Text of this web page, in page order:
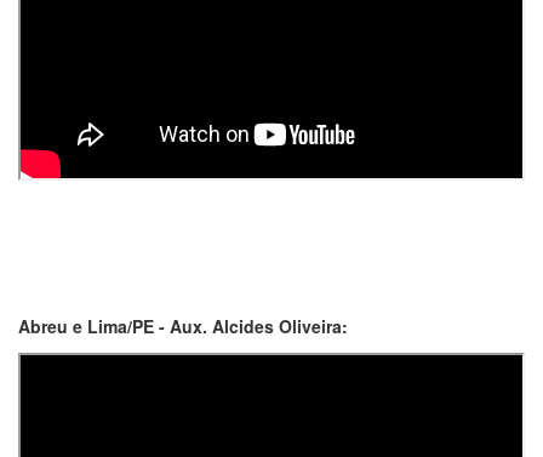
Abreu e Lima/PE - Aux. Alcides Oliveira: